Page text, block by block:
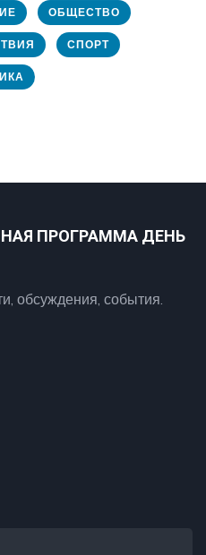
ОБЩЕСТВО
СПОРТ
ПРОГРАММА ДЕНЬ
обсуждения, события.